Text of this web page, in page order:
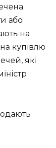
або
на
купівлю
які